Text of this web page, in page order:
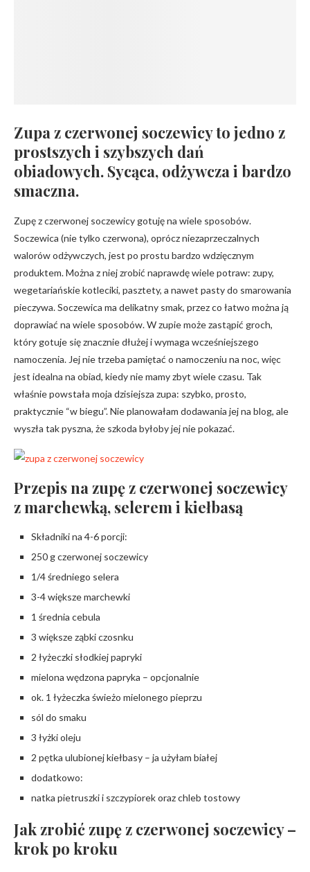
Zupa z czerwonej soczewicy to jedno z
prostszych i szybszych dań
obiadowych. Sycąca, odżywcza i bardzo
smaczna.
Zupę z czerwonej soczewicy gotuję na wiele sposobów.
Soczewica (nie tylko czerwona), oprócz niezaprzeczalnych
walorów odżywczych, jest po prostu bardzo wdzięcznym
produktem. Można z niej zrobić naprawdę wiele potraw: zupy,
wegetariańskie kotleciki, pasztety, a nawet pasty do smarowania
pieczywa. Soczewica ma delikatny smak, przez co łatwo można ją
doprawiać na wiele sposobów. W zupie może zastąpić groch,
który gotuje się znacznie dłużej i wymaga wcześniejszego
namoczenia. Jej nie trzeba pamiętać o namoczeniu na noc, więc
jest idealna na obiad, kiedy nie mamy zbyt wiele czasu. Tak
właśnie powstała moja dzisiejsza zupa: szybko, prosto,
praktycznie “w biegu”. Nie planowałam dodawania jej na blog, ale
wyszła tak pyszna, że szkoda byłoby jej nie pokazać.
Przepis na zupę z czerwonej soczewicy
z marchewką, selerem i kiełbasą
Składniki na 4-6 porcji:
250 g czerwonej soczewicy
1/4 średniego selera
3-4 większe marchewki
1 średnia cebula
3 większe ząbki czosnku
2 łyżeczki słodkiej papryki
mielona wędzona papryka – opcjonalnie
ok. 1 łyżeczka świeżo mielonego pieprzu
sól do smaku
3 łyżki oleju
2 pętka ulubionej kiełbasy – ja użyłam białej
dodatkowo:
natka pietruszki i szczypiorek oraz chleb tostowy
Jak zrobić zupę z czerwonej soczewicy –
krok po kroku